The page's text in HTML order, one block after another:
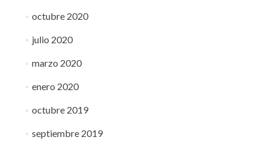
octubre 2020
julio 2020
marzo 2020
enero 2020
octubre 2019
septiembre 2019